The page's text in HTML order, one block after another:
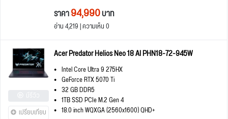
ราคา94,990บาท
อ่าน 4,219 | ความเห็น 0
เปรียบเทียบ
Acer Predator Helios Neo 18 AI PHN18-72-945W
Intel Core Ultra 9 275HX
GeForce RTX 5070 Ti
32 GB DDR5
1TB SSD PCIe M.2 Gen 4
18.0 inch WQXGA (2560x1600) QHD+